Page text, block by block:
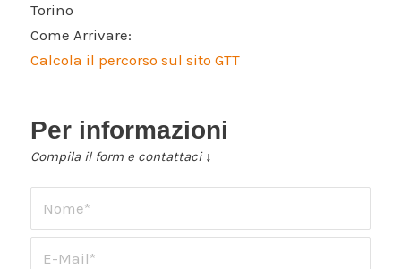
Torino
Come Arrivare:
Calcola il percorso sul sito GTT
Per informazioni
Compila il form e contattaci ↓